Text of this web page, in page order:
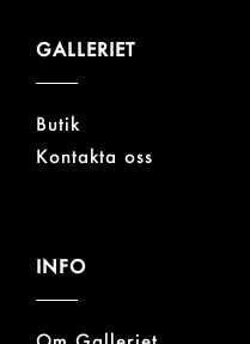
GALLERIET
Butik
Kontakta oss
INFO